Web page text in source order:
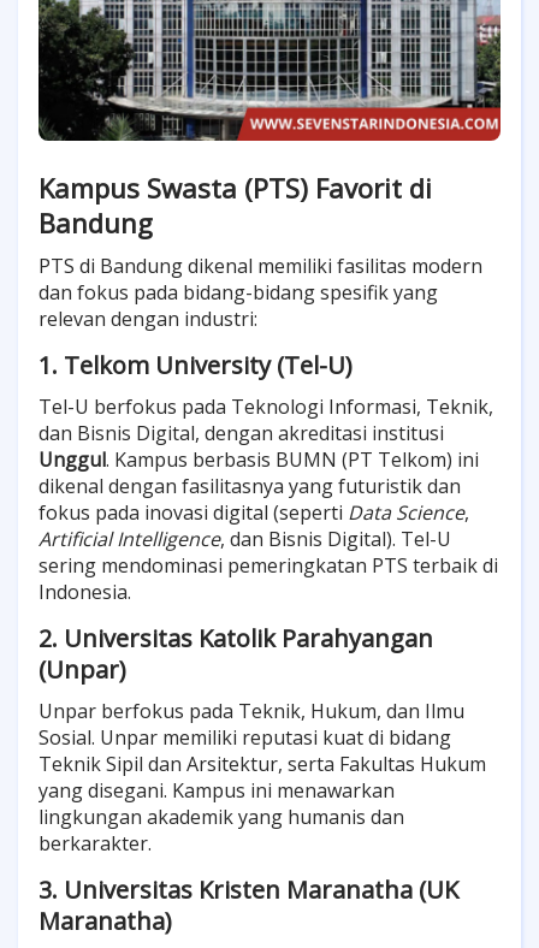
Kampus Swasta (PTS) Favorit di
Bandung
PTS di Bandung dikenal memiliki fasilitas modern
dan fokus pada bidang-bidang spesifik yang
relevan dengan industri:
1. Telkom University (Tel-U)
Tel-U berfokus pada Teknologi Informasi, Teknik,
dan Bisnis Digital, dengan akreditasi institusi
Unggul. Kampus berbasis BUMN (PT Telkom) ini
dikenal dengan fasilitasnya yang futuristik dan
fokus pada inovasi digital (seperti Data Science,
Artificial Intelligence, dan Bisnis Digital). Tel-U
sering mendominasi pemeringkatan PTS terbaik di
Indonesia.
2. Universitas Katolik Parahyangan
(Unpar)
Unpar berfokus pada Teknik, Hukum, dan Ilmu
Sosial. Unpar memiliki reputasi kuat di bidang
Teknik Sipil dan Arsitektur, serta Fakultas Hukum
yang disegani. Kampus ini menawarkan
lingkungan akademik yang humanis dan
berkarakter.
3. Universitas Kristen Maranatha (UK
Maranatha)